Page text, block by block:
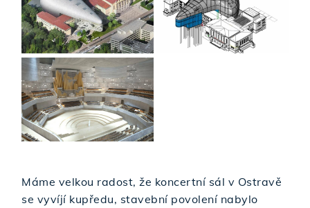
Máme velkou radost, že koncertní sál v Ostravě
se vyvíjí kupředu, stavební povolení nabylo